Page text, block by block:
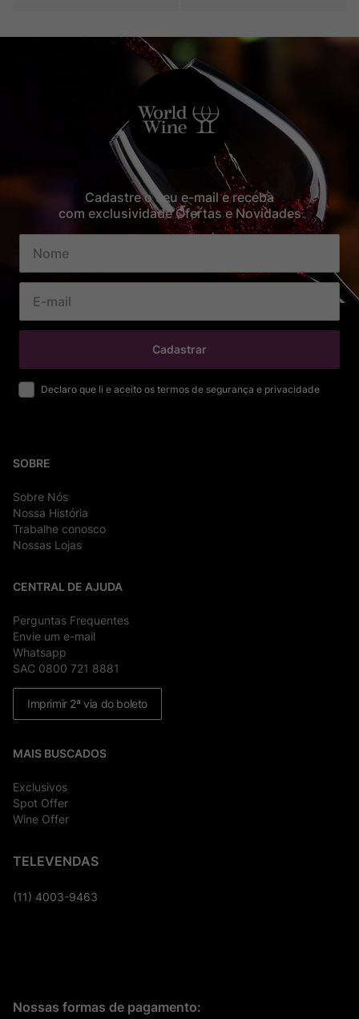
Cadastre o seu e-mail e receba
com exclusividade Ofertas e Novidades
Cadastrar
Declaro que li e aceito os termos de segurança e privacidade
SOBRE
Sobre Nós
Nossa História
Trabalhe conosco
Nossas Lojas
CENTRAL DE AJUDA
Perguntas Frequentes
Envie um e-mail
Whatsapp
SAC 0800 721 8881
Imprimir 2ª via do boleto
MAIS BUSCADOS
Exclusivos
Spot Offer
Wine Offer
TELEVENDAS
(11) 4003-9463
Nossas formas de pagamento: